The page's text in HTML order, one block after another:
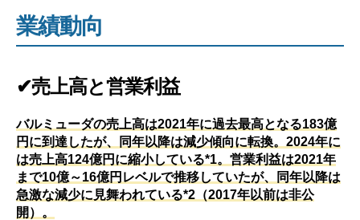
業績動向
✔売上高と営業利益
バルミューダの売上高は2021年に過去最高となる183億
円に到達したが、同年以降は減少傾向に転換。2024年に
は売上高124億円に縮小している*1。営業利益は2021年
まで10億～16億円レベルで推移していたが、同年以降は
急激な減少に見舞われている*2（2017年以前は非公
開）。